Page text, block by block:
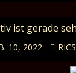
ist gerade
10, 2022